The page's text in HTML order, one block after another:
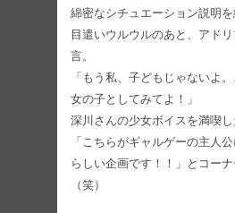
綿密なシチュエーション説明
目遣いウルウルのあと、アド
言。
「もう私、子どもじゃないよ
女の子としてみてよ！」
深川さんの少女ボイスを満喫
「こちらがギャルゲーの主人
らしい企画です！！」とコー
（笑）